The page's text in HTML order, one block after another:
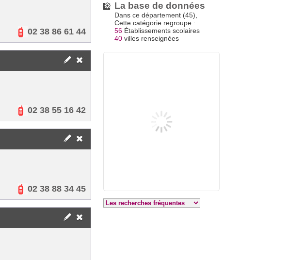
02 38 86 61 44
02 38 55 16 42
02 38 88 34 45
La base de données
Dans ce département (45),
Cette catégorie regroupe :
56 Établissements scolaires
40 villes renseignées